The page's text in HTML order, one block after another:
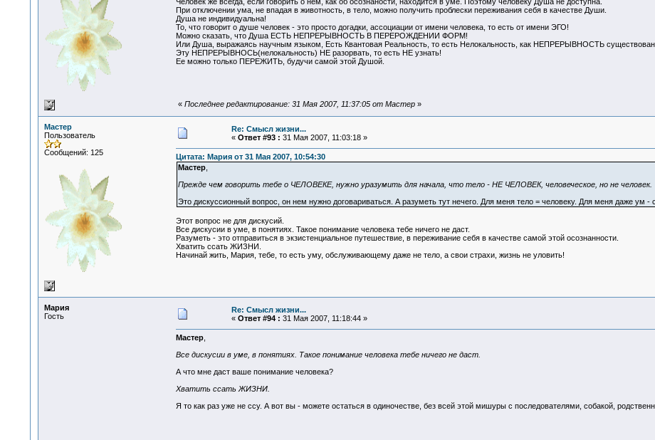
При отключении ума, не впадая в животность, в тело, можно получить проблески переживания себя в качестве Души.
Душа не индивидуальна!
То, что говорит о душе человек - это просто догадки, ассоциации от имени человека, то есть от имени ЭГО!
Можно сказать, что Душа ЕСТЬ НЕПРЕРЫВНОСТЬ В ПЕРЕРОЖДЕНИИ ФОРМ!
Или Душа, выражаясь научным языком, Есть Квантовая Реальность, то есть Нелокальность, как НЕПРЕРЫВНОСТЬ
Эту НЕПРЕРЫВНОСЬ(нелокальность) НЕ разорвать, то есть НЕ узнать!
Ее можно только ПЕРЕЖИТЬ, будучи самой этой Душой.
« Последнее редактирование: 31 Мая 2007, 11:37:05 от Мастер»
Мастер
Пользователь
Сообщений: 125
Re: Смысл жизни...
« Ответ #93 : 31 Мая 2007, 11:03:18 »
Цитата: Мария от 31 Мая 2007, 10:54:30
Мастер,
Прежде чем говорить тебе о ЧЕЛОВЕКЕ, нужно уразумить для начала, что тело - НЕ ЧЕЛОВЕК, человеческое, но не человек.
Это дискуссионный вопрос, он нем нужно договариваться. А разуметь тут нечего. Для меня тело = человеку. Для меня даже ум -
Этот вопрос не для дискусий.
Все дискусии в уме, в понятиях. Такое понимание человека тебе ничего не даст.
Разуметь - это отправиться в экзистенциальное путешествие, в переживание себя в качестве самой этой осознанности.
Хватить ссать ЖИЗНИ.
Начинай жить, Мария, тебе, то есть уму, обслуживающему даже не тело, а свои страхи, жизнь не уловить!
Мария
Гость
Re: Смысл жизни...
« Ответ #94 : 31 Мая 2007, 11:18:44 »
Мастер,
Все дискусии в уме, в понятиях. Такое понимание человека тебе ничего не даст.
А что мне даст ваше понимание человека?
Хватить ссать ЖИЗНИ.
Я то как раз уже не ссу. А вот вы - можете остаться в одиночестве, без всей этой мишуры с последователями, собакой,